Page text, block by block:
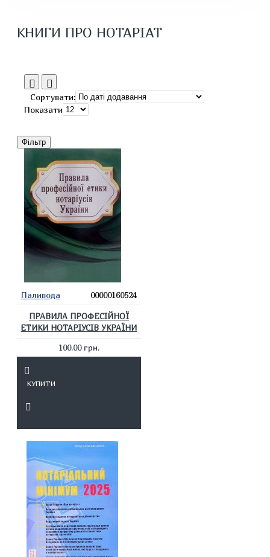
КНИГИ ПРО НОТАРІАТ
Сортувати:
Показати
Фільтр
Паливода 00000160524
ПРАВИЛА ПРОФЕСІЙНОЇ
ЕТИКИ НОТАРІУСІВ УКРАЇНИ
100.00 грн.
КУПИТИ